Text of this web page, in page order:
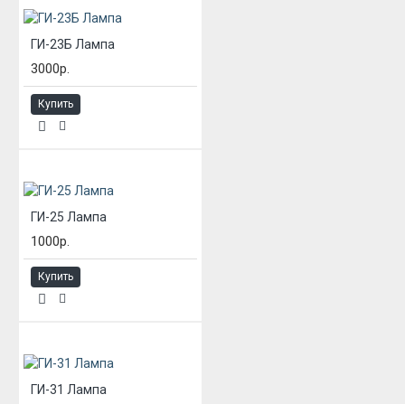
ГИ-23Б Лампа
3000р.
Купить
ГИ-25 Лампа
1000р.
Купить
ГИ-31 Лампа